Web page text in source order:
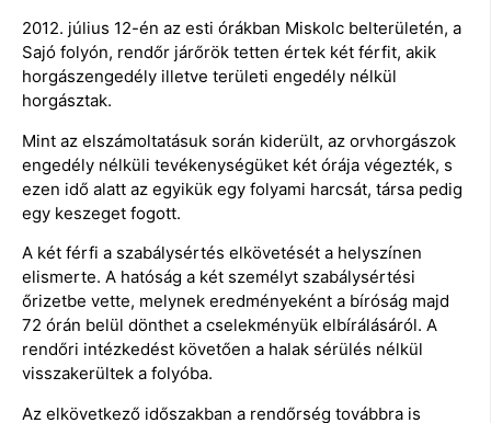
2012. július 12-én az esti órákban Miskolc belterületén, a
Sajó folyón, rendőr járőrök tetten értek két férfit, akik
horgászengedély illetve területi engedély nélkül
horgásztak.
Mint az elszámoltatásuk során kiderült, az orvhorgászok
engedély nélküli tevékenységüket két órája végezték, s
ezen idő alatt az egyikük egy folyami harcsát, társa pedig
egy keszeget fogott.
A két férfi a szabálysértés elkövetését a helyszínen
elismerte. A hatóság a két személyt szabálysértési
őrizetbe vette, melynek eredményeként a bíróság majd
72 órán belül dönthet a cselekményük elbírálásáról. A
rendőri intézkedést követően a halak sérülés nélkül
visszakerültek a folyóba.
Az elkövetkező időszakban a rendőrség továbbra is